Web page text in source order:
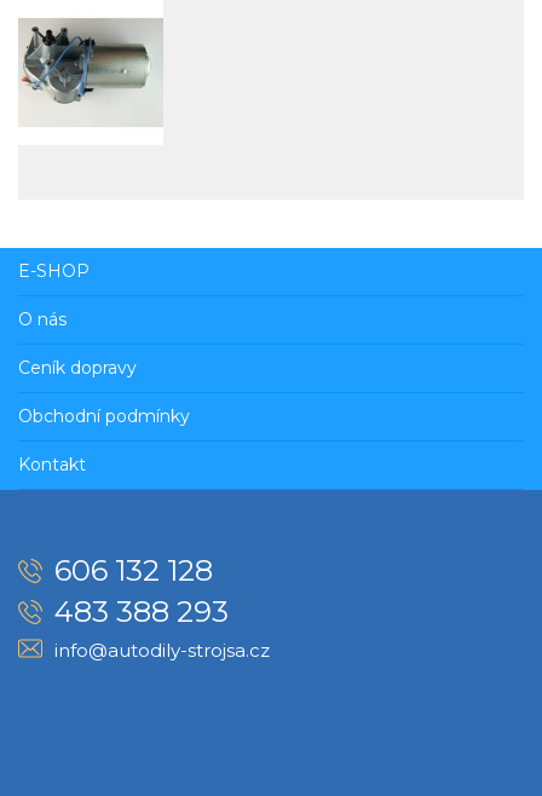
E-SHOP
O nás
Ceník dopravy
Obchodní podmínky
Kontakt
606 132 128
483 388 293
info@autodily-strojsa.cz